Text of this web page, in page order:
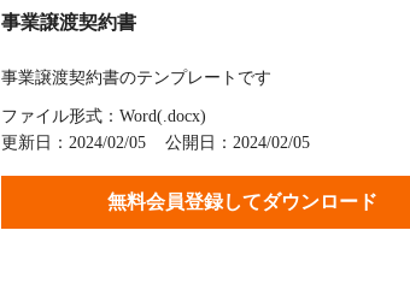
事業譲渡契約書
事業譲渡契約書のテンプレートです
ファイル形式：Word(.docx)
更新日：2024/02/05
公開日：2024/02/05
無料会員登録してダウンロード